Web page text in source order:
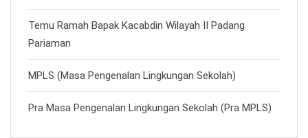
Temu Ramah Bapak Kacabdin Wilayah II Padang
Pariaman
MPLS (Masa Pengenalan Lingkungan Sekolah)
Pra Masa Pengenalan Lingkungan Sekolah (Pra MPLS)